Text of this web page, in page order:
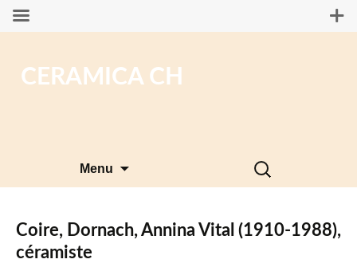
CERAMICA CH
Menu
Rechercher :
Coire, Dornach, Annina Vital (1910-1988),
céramiste